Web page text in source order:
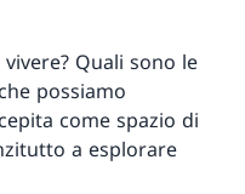
Quali sono le
possiamo
come spazio di
a esplorare